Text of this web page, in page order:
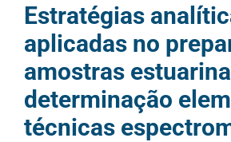
Estratégias
aplicadas no
amostras
determinação
técnicas